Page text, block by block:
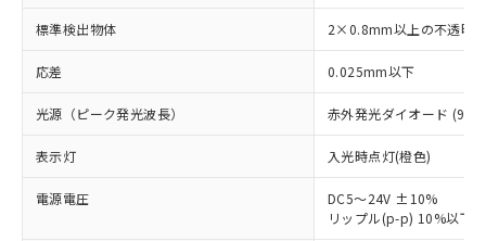
標準検出物体 2×0.8mm以上の不透明
応差 0.025mm以下
光源（ピーク発光波長） 赤外発光ダイオード
表示灯 入光時点灯(橙色)
電源電圧
DC5～24V ±10%
リップル(p-p) 10%以下